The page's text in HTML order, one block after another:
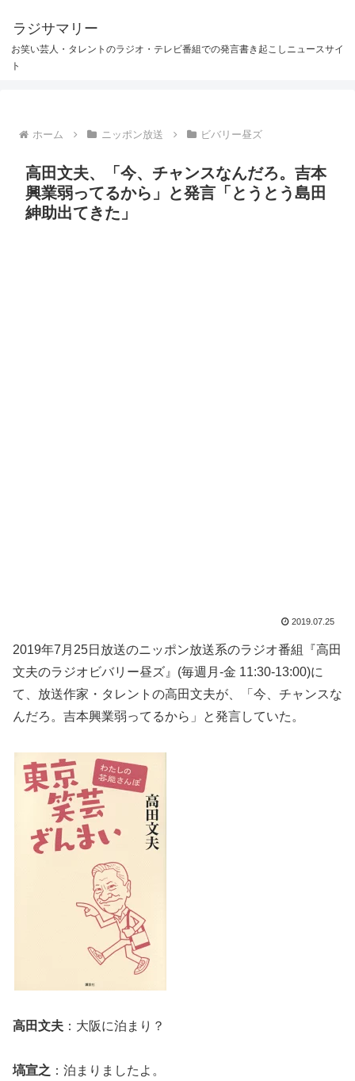
ラジサマリー
お笑い芸人・タレントのラジオ・テレビ番組での発言書き起こしニュースサイ
ト
ホーム ニッポン放送 ビバリー昼ズ
高田文夫、「今、チャンスなんだろ。吉本
興業弱ってるから」と発言「とうとう島田
紳助出てきた」
2019.07.25
2019年7月25日放送のニッポン放送系のラジオ番組『高田
文夫のラジオビバリー昼ズ』(毎週月-金 11:30-13:00)に
て、放送作家・タレントの高田文夫が、「今、チャンスな
んだろ。吉本興業弱ってるから」と発言していた。
高田文夫 ：大阪に泊まり？
塙宣之 ：泊まりましたよ。